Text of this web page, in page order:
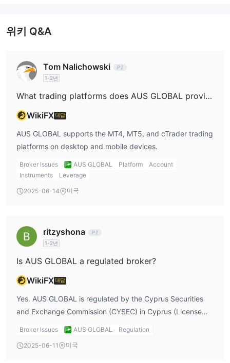
따라 1:1에서 1:500까지 다양합니다
른 마진 요건과 레버리지 제한이 있으므로 포지션을 개설하기 전에
각 거래에 대한 구체적인 요건을 확인하는 것이 중요합니다.
스프레드 및 수수료
AUS GLOBAL은(는) 경쟁력 있는 스프레드를 제공하며, 특히
EUR/USD 통화 쌍에 0.2픽스 스프레드를 가진 ECN 계정 유
STP 및 Classic 계정 유형은 각각 1.5픽스 및 1.9픽스의 높은 스프레
전반적으로, AUS GLOBAL의 스프레드 제공은 업계 표준과 일치하
거래 플랫폼
AUS GLOBAL은 업계에서 가장 인기 있는 세 가지 거래 플랫폼인
션을 제공합니다. 이 플랫폼은 데스크톱 및 모바일 기기에서 사용할
수 있으며, 트레이더들은 어디서든 계정에 액세스하고 거래할 수 있
습니다. 이 거래 플랫폼은 고급 차트 도구, 기술적 분석 지표 및 다양
정할 수 있도록 합니다.
위키 Q&A
Tom Nalichowski
1-2년
What trading platforms does AUS GLOBAL provide?
WikiFX대답
AUS GLOBAL supports the MT4, MT5, and cTrader trading
platforms on desktop and mobile devices.
Broker Issues AUS GLOBAL Platform
Account
Instruments
Leverage
2025-06-14 미국
ritzyshona
1-2년
Is AUS GLOBAL a regulated broker?
WikiFX대답
Yes. AUS GLOBAL is regulated by the Cyprus Securities
and Exchange Commission (CYSEC) in Cyprus (License
no. 350/17), the Australian Securities & Investment
the Financial Sector Conduct Authority (FSCA) in South
Broker Issues AUS GLOBAL Regulation
2025-06-11 미국